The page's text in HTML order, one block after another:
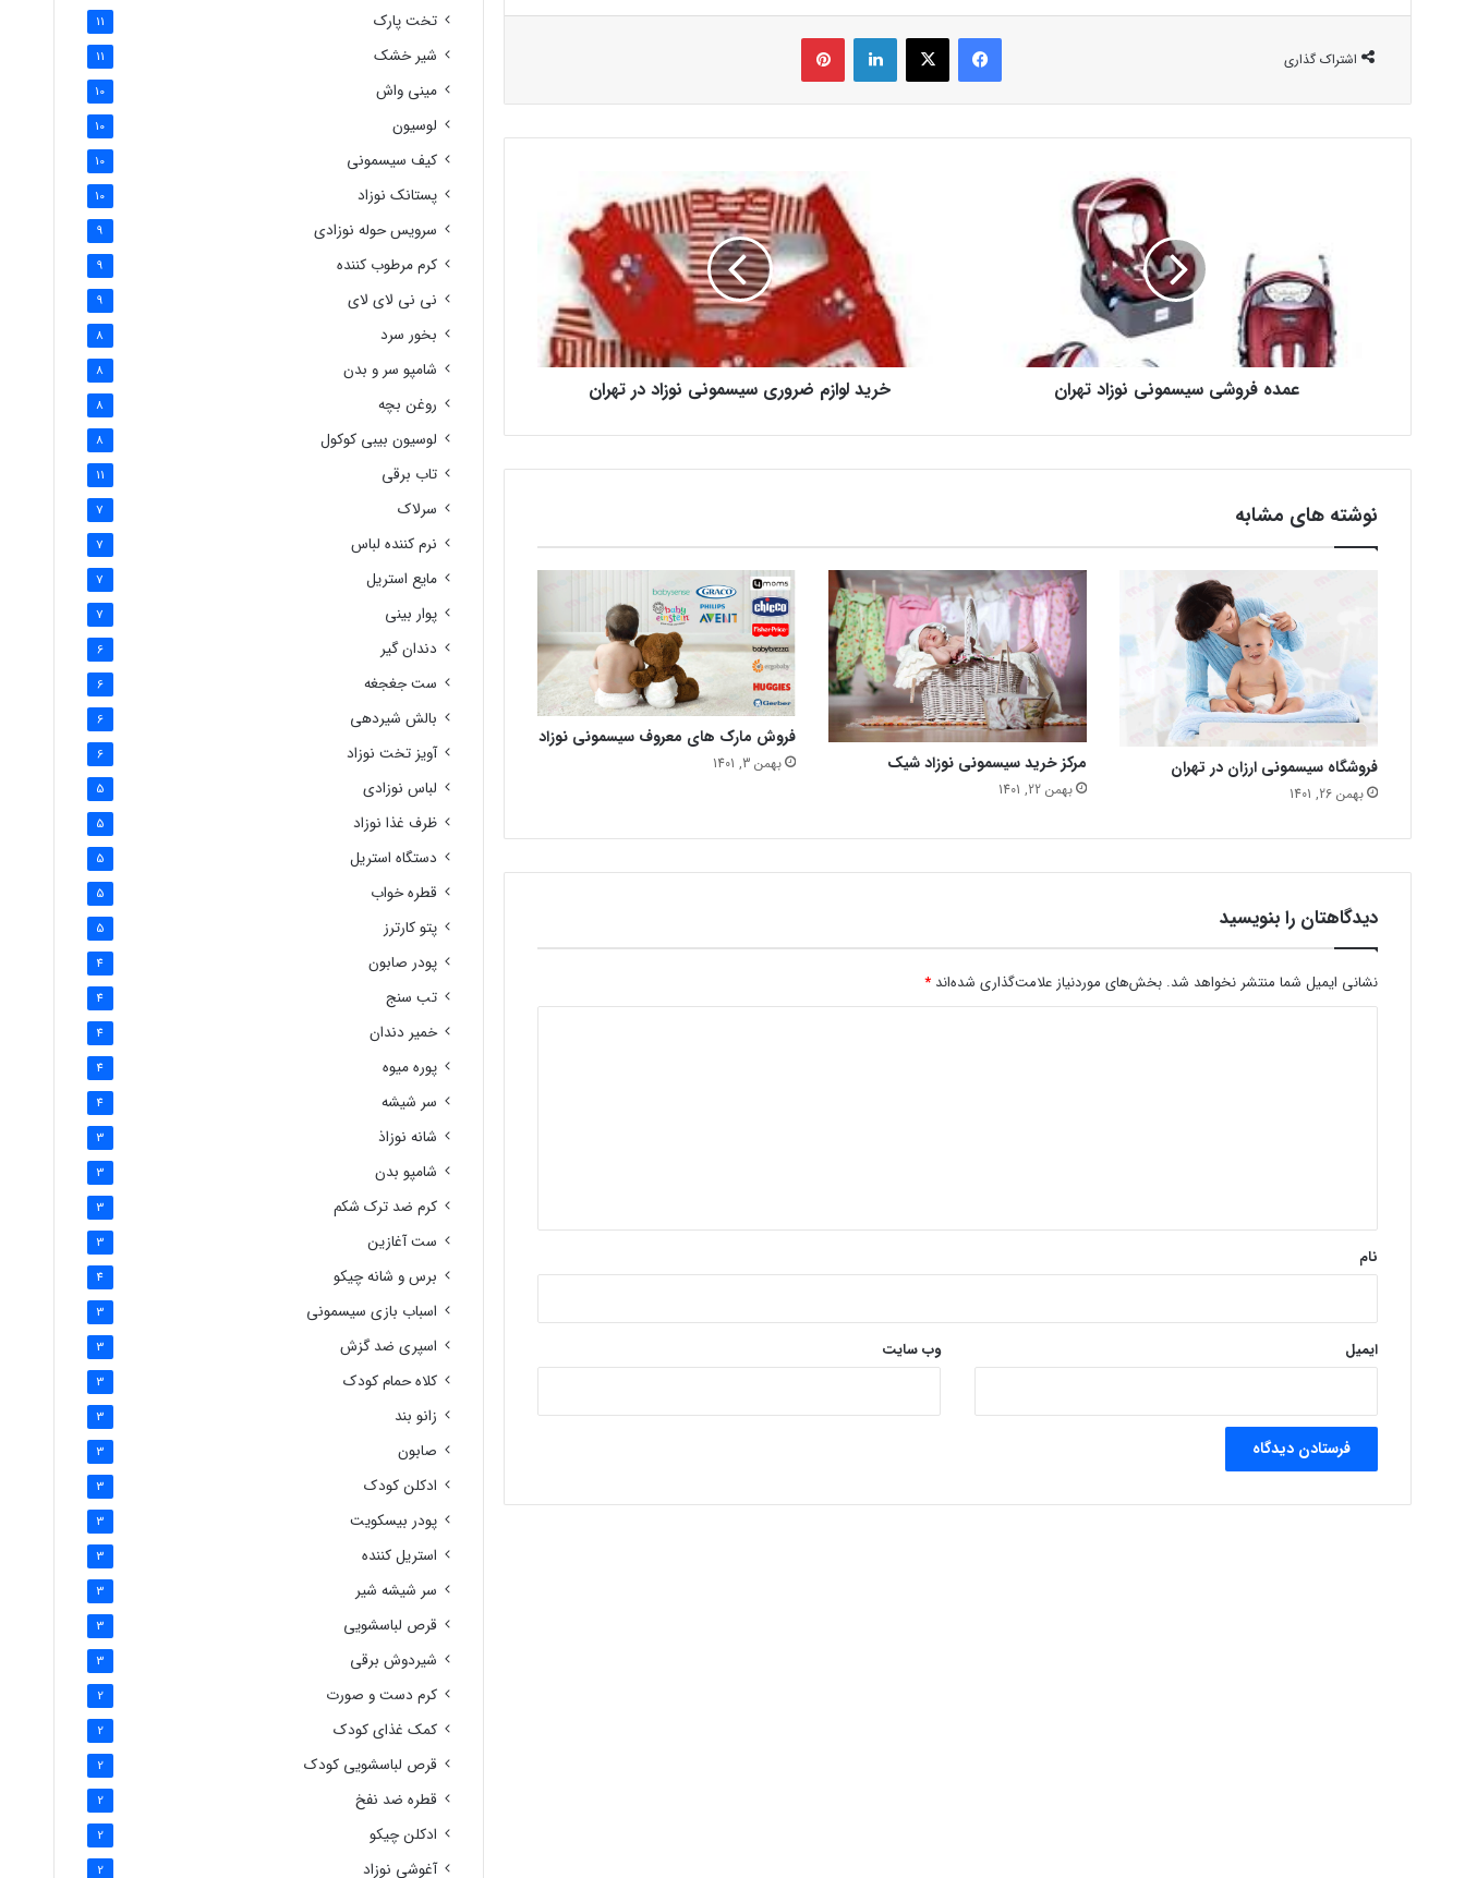
اشتراک گذاری
فیس بوک X لینکدین ‫پین‌ترست
عمده فروشی سیسمونی نوزاد تهران خرید لوازم ضروری سیسمونی نوزاد در تهران
نوشته های مشابه
فروشگاه سیسمونی ارزان در تهران
بهمن 26, 1401
مرکز خرید سیسمونی نوزاد شیک
بهمن 22, 1401
فروش مارک های معروف سیسمونی نوزاد
بهمن 3, 1401
دیدگاهتان را بنویسید
نشانی ایمیل شما منتشر نخواهد شد. بخش‌های موردنیاز علامت‌گذاری شده‌اند *
نام
ایمیل وب‌ سایت
تخت پارک 11
شیر خشک 11
مینی واش 10
لوسیون 10
کیف سیسمونی 10
پستانک نوزاد 10
سرویس حوله نوزادی 9
کرم مرطوب کننده 9
نی نی لای لای 9
بخور سرد 8
شامپو سر و بدن 8
روغن بچه 8
لوسیون بیبی کوکول 8
تاب برقی 11
سرلاک 7
نرم کننده لباس 7
مایع استریل 7
پوار بینی 7
دندان گیر 6
ست جغجغه 6
بالش شیردهی 6
آویز تخت نوزاد 6
لباس نوزادی 5
ظرف غذا نوزاد 5
دستگاه استریل 5
قطره خواب 5
پتو کارترز 5
پودر صابون 4
تب سنج 4
خمیر دندان 4
پوره میوه 4
سر شیشه 4
شانه نوزاذ 3
شامپو بدن 3
کرم ضد ترک شکم 3
ست آغازین 3
برس و شانه چیکو 4
اسباب بازی سیسمونی 3
اسپری ضد گزش 3
کلاه حمام کودک 3
زانو بند 3
صابون 3
ادکلن کودک 3
پودر بیسکویت 3
استریل کننده 3
سر شیشه شیر 3
قرص لباسشویی 3
شیردوش برقی 3
کرم دست و صورت 2
کمک غذای کودک 2
قرص لباسشویی کودک 2
قطره ضد نفخ 2
ادکلن چیکو 2
آغوشی نوزاد 2